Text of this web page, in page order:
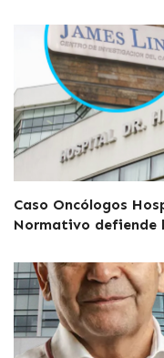
Caso Oncólogos
Normativo defiende